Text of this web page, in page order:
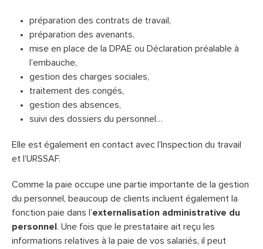
préparation des contrats de travail,
préparation des avenants,
mise en place de la DPAE ou Déclaration préalable à
l’embauche,
gestion des charges sociales,
traitement des congés,
gestion des absences,
suivi des dossiers du personnel…
Elle est également en contact avec l’Inspection du travail
et l’URSSAF.
Comme la paie occupe une partie importante de la gestion
du personnel, beaucoup de clients incluent également la
fonction paie dans l’externalisation administrative du
personnel . Une fois que le prestataire ait reçu les
informations relatives à la paie de vos salariés, il peut